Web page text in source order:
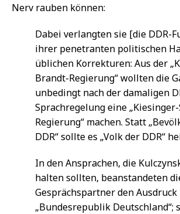
Nerv rauben können:
Dabei verlangten sie [die DDR-
ihrer penetranten politischen
üblichen Korrekturen: Aus der
Brandt-Regierung“ wollten die
unbedingt nach der damaligen
Sprachregelung eine
Regierung“ machen. Statt
DDR“ sollte es „Volk der DDR“
In den Ansprachen, die
halten sollten, beanstandeten
Gesprächspartner den Ausdruck
„Bundesrepublik Deutschland“;